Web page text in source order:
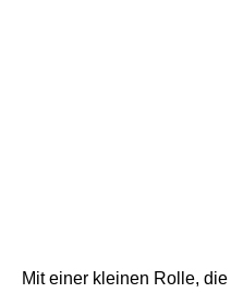
Mit einer kleinen Rolle,